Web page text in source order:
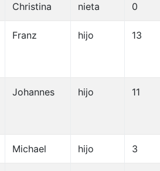
Christina nieta 0
Franz hijo 13
Johannes hijo 11
Michael hijo 3